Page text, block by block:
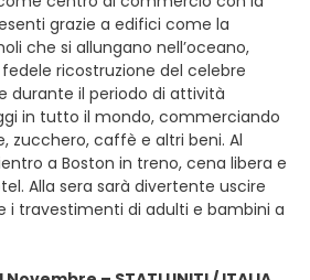
grazie a edifici come la
che si allungano nell’oceano,
ricostruzione del celebre
durante il periodo di attività
in tutto il mondo, commerciando
zucchero, caffè e altri beni. Al
a Boston in treno, cena libera e
Alla sera sarà divertente uscire
i travestimenti di adulti e bambini a